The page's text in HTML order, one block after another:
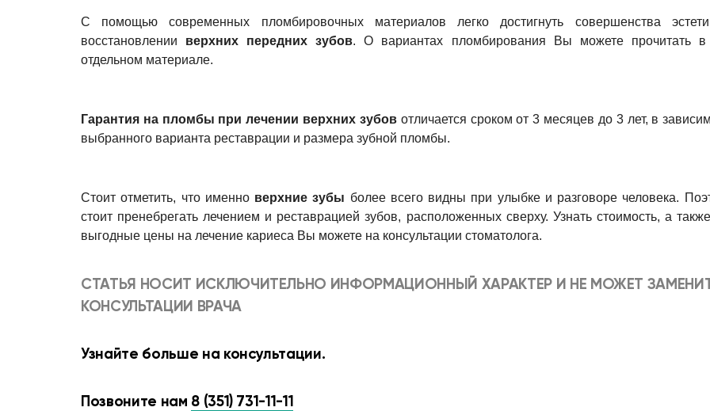
С помощью современных пломбировочных материалов легко достигнуть совершенства
восстановлении верхних передних зубов. О вариантах пломбирования Вы можете прочитать
отдельном материале.
Гарантия на пломбы при лечении верхних зубовотличается сроком от 3 месяцев до 3 лет, в
выбранного варианта реставрации и размера зубной пломбы.
Стоит отметить, что именно верхние зубы более всего видны при улыбке и разговоре человека.
стоит пренебрегать лечением и реставрацией зубов, расположенных сверху. Узнать стоимость, а
выгодные цены на лечение кариеса Вы можете на консультации стоматолога.
СТАТЬЯ НОСИТ ИСКЛЮЧИТЕЛЬНО ИНФОРМАЦИОННЫЙ ХАРАКТЕР И НЕ МОЖЕТ
КОНСУЛЬТАЦИИ ВРАЧА
Узнайте больше на консультации.
Позвоните нам 8 (351) 731-11-11